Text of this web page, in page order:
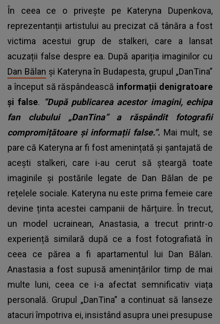
În ceea ce o privește pe Kateryna Dupenkova,
reprezentanții artistului au precizat că tânăra a fost
victima acestui grup de stalkeri, care a lansat
acuzații false despre ea. După apariția imaginilor cu
Dan Bălan și Kateryna în Budapesta, grupul „DanTina”
a început să răspândească informații denigratoare
și false. ”După publicarea acestor imagini, echipa
fan clubului „DanTina” a răspândit fotografii
compromițătoare și informații false.”. Mai mult, se
pare că Kateryna ar fi fost amenințată și șantajată de
acești stalkeri, care i-au cerut să șteargă toate
imaginile și postările legate de Dan Bălan de pe
rețelele sociale. Kateryna nu este prima femeie care
devine ținta acestei campanii de hărțuire. În trecut,
un model ucrainean, Anastasia, a trecut printr-o
experiență similară după ce a fost fotografiată în
ceea ce părea a fi apartamentul lui Dan Bălan.
Anastasia a fost supusă amenințărilor timp de mai
multe luni, ceea ce i-a afectat semnificativ viața
personală. Grupul „DanTina” a continuat să lanseze
atacuri împotriva ei, insistând asupra unei presupuse